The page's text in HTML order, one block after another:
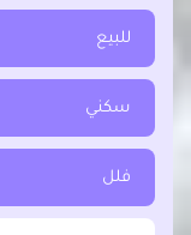
للبيع
سكني
فلل